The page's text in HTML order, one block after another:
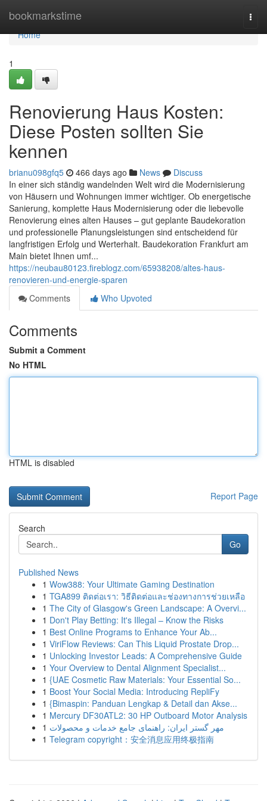
bookmarkstime
Home
Home
1
Renovierung Haus Kosten:
Diese Posten sollten Sie
kennen
brianu098gfq5 466 days ago News
Discuss
In einer sich ständig wandelnden Welt wird die Modernisierung
von Häusern und Wohnungen immer wichtiger. Ob energetische
Sanierung, komplette Haus Modernisierung oder die liebevolle
Renovierung eines alten Hauses – gut geplante Baudekoration
und professionelle Planungsleistungen sind entscheidend für
langfristigen Erfolg und Werterhalt. Baudekoration Frankfurt am
Main bietet Ihnen umf...
https://neubau80123.fireblogz.com/65938208/altes-haus-
renovieren-und-energie-sparen
Comments
Who Upvoted
Comments
Submit a Comment
No HTML
HTML is disabled
Report Page
Search
Go
Published News
1 Wow388: Your Ultimate Gaming Destination
1 TGA899 ติดต่อเรา: วิธีติดต่อและช่องทางการช่วยเหลือ
1 The City of Glasgow's Green Landscape: A Overvi...
1 Don't Play Betting: It's Illegal – Know the Risks
1 Best Online Programs to Enhance Your Ab...
1 ViriFlow Reviews: Can This Liquid Prostate Drop...
1 Unlocking Investor Leads: A Comprehensive Guide
1 Your Overview to Dental Alignment Specialist...
1 {UAE Cosmetic Raw Materials: Your Essential So...
1 Boost Your Social Media: Introducing RepliFy
1 {Bimaspin: Panduan Lengkap & Detail dan Akse...
1 Mercury DF30ATL2: 30 HP Outboard Motor Analysis
1 مهر گستر ایران: راهنمای جامع خدمات و محصولات
1 Telegram copyright：安全消息应用终极指南